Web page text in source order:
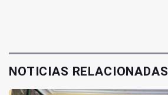
NOTICIAS RELACIONADAS